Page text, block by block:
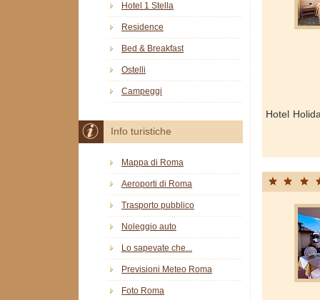
Hotel
Hotel 1 Stella
Residence
Bed & Breakfast
Ostelli
Campeggi
Info turistiche
Mappa di Roma
Aeroporti di Roma
Trasporto pubblico
Noleggio auto
Lo sapevate che...
Previsioni Meteo Roma
Foto Roma